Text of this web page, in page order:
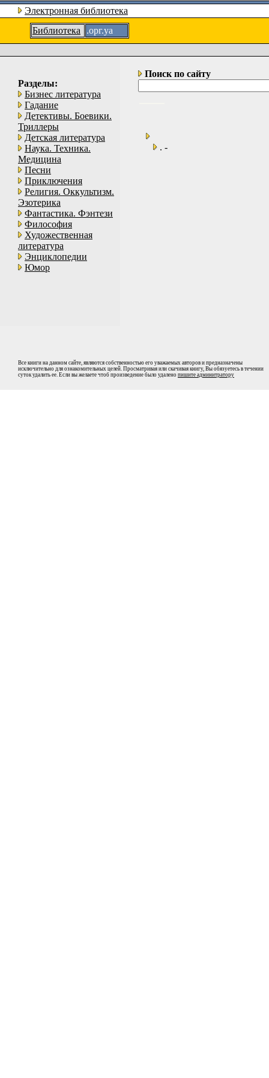
Электронная библиотека
Библиотека
.орг.уа
Разделы:
Бизнес литература
Гадание
Детективы. Боевики.
Триллеры
Детская литература
Наука. Техника.
Медицина
Песни
Приключения
Религия. Оккультизм.
Эзотерика
Фантастика. Фэнтези
Философия
Художественная
литература
Энциклопедии
Юмор
Поиск по сайту
. -
Все книги на данном сайте, являются собственностью его уважаемых авторов и предназначены
исключительно для ознакомительных целей. Просматривая или скачивая книгу, Вы обязуетесь в течении
суток удалить ее. Если вы желаете чтоб произведение было удалено пишите админитратору